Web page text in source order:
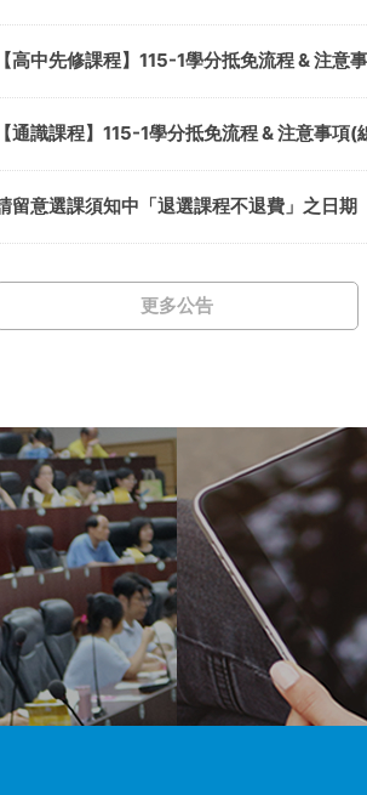
【高中先修課程】115-1學分抵免流程 & 注意
【通識課程】115-1學分抵免流程 & 注意事項(
留意選課須知中「退選課程不退費」之日期
更多公告